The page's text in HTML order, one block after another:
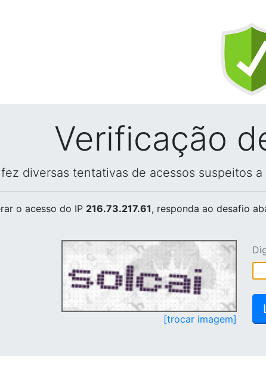
Verificação
diversas tentativas de acessos suspeitos
o acesso do IP 216.73.217.61, responda ao desafio
[trocar imagem]